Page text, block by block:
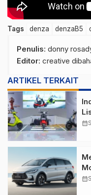
Tags denza denzaB5
Penulis: donny
Editor: creative
ARTIKEL TERKAIT
calendar_month
calendar_month